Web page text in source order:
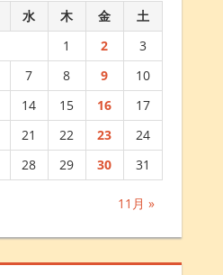
水 木 金 土
11月 »
1 2
3
7 8 9
10
14 15 16
17
21 22 23
24
28 29 30 31